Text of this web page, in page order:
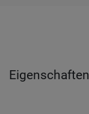
Eigenschaften